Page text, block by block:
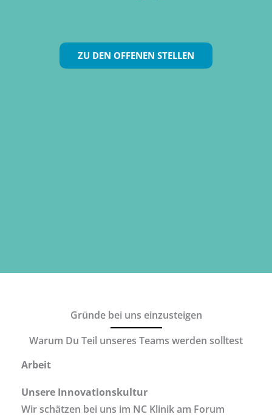
ZU DEN OFFENEN STELLEN
Gründe bei uns einzusteigen
Warum Du Teil unseres Teams werden solltest
Arbeit
Unsere Innovationskultur
Wir schätzen bei uns im NC Klinik am Forum